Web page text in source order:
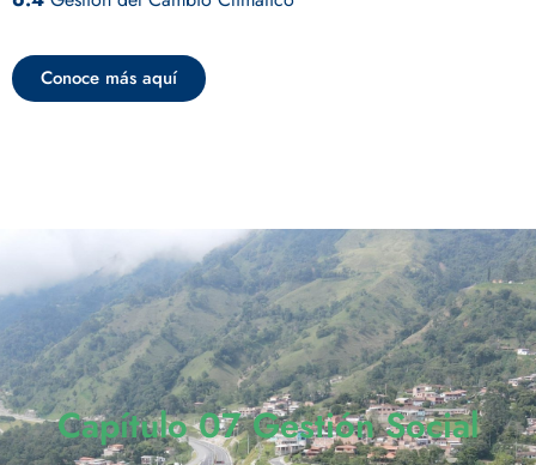
Conoce más aquí
Capítulo 07 Gestión Social